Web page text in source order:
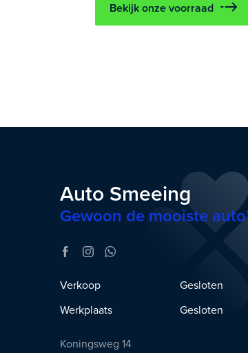
Bekijk onze voorraad
Auto Smeeing
Gewoon de mooiste
Verkoop
Gesloten
Werkplaats
Gesloten
Koningsweg 14